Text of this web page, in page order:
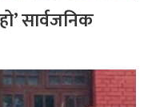
सार्वजनिक